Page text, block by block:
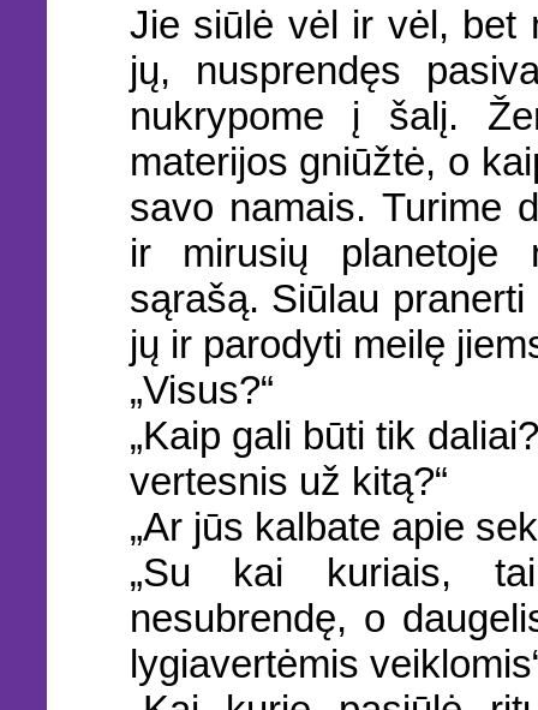
Jie siūlė vėl ir vėl, bet
jų, nusprendęs
nukrypome į šalį.
materijos gniūžtė, o
savo namais. Turime
ir mirusių planetoje
sąrašą. Siūlau
jų ir parodyti meilę
„Visus?“
„Kaip gali būti tik
vertesnis už kitą?“
„Ar jūs kalbate apie
„Su kai kuriais,
nesubrendę, o
lygiavertėmis